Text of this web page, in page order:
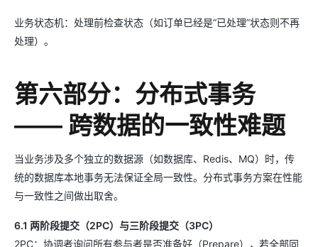
业务状态机：处理前检查状态（如订单已经是“已处理”状态则不再
处理）。
第六部分：分布式事务
—— 跨数据的一致性难题
当业务涉及多个独立的数据源（如数据库、Redis、MQ）时，传
统的数据库本地事务无法保证全局一致性。分布式事务方案在性能
与一致性之间做出取舍。
6.1 两阶段提交（2PC）与三阶段提交（3PC）
2PC：协调者询问所有参与者是否准备好（Prepare），若全部同